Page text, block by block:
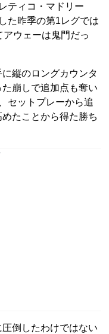
ティコ・マドリー
た昨季の第1レグでは
ウェーは鬼門だっ
縦のロングカウンタ
崩しで追加点も奪い
セットプレーから追
たことから得た勝ち
倒したわけではない